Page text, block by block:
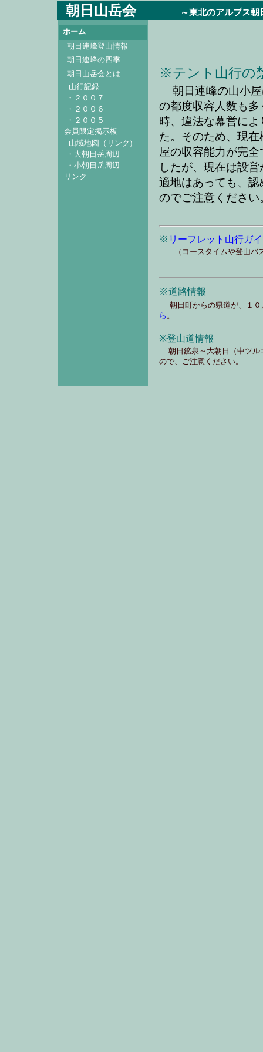
朝日山岳会～東北のアルプス朝日
ホーム
朝日連峰登山情報
朝日連峰の四季
朝日山岳会とは
山行記録
・２００７
・２００６
・２００５
会員限定掲示板
山域地図（リンク)
・大朝日岳周辺
・小朝日岳周辺
リンク
※テント山行の
朝日連峰の山小
の都度収容人数も
時、違法な幕営に
た。そのため、現
屋の収容能力が完
したが、現在は設
適地はあっても、
のでご注意ください
※ リーフレット山行ガ
（コースタイムや登山バ
※道路情報
朝日町からの県道が、１
ら 。
※登山道情報
朝日鉱泉～大朝日（中ツ
ので、ご注意ください。